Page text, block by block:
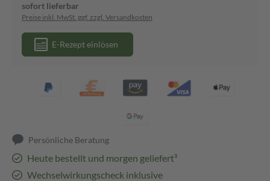
sofort lieferbar
Preise inkl. MwSt. ggf. zzgl. Versandkosten
E-Rezept einlösen
Persönliche Beratung
Heute bestellt und morgen geliefert³
Wechselwirkungscheck inklusive